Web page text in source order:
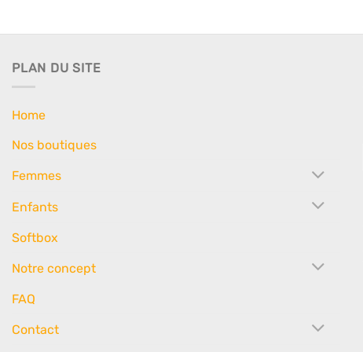
PLAN DU SITE
Home
Nos boutiques
Femmes
Enfants
Softbox
Notre concept
FAQ
Contact